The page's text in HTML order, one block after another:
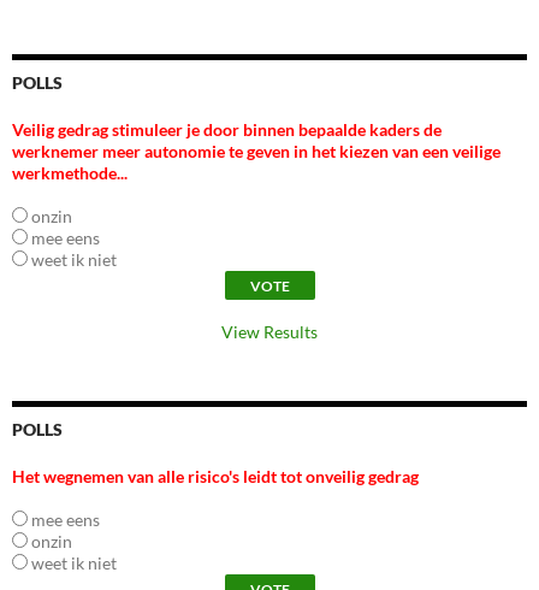
POLLS
Veilig gedrag stimuleer je door binnen bepaalde kaders de
werknemer meer autonomie te geven in het kiezen van een veilige
werkmethode...
onzin
mee eens
weet ik niet
View Results
POLLS
Het wegnemen van alle risico's leidt tot onveilig gedrag
mee eens
onzin
weet ik niet